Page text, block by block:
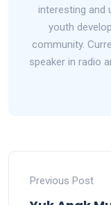
interesting and
youth
community.
speaker in radio
Previous Post